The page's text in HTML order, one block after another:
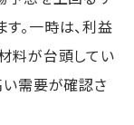
。一時は、利益
料が台頭してい
需要が確認さ